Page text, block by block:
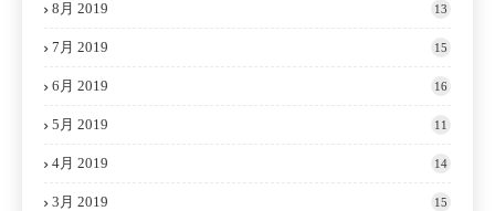
8月 2019 13
7月 2019 15
6月 2019 16
5月 2019 11
4月 2019 14
3月 2019 15